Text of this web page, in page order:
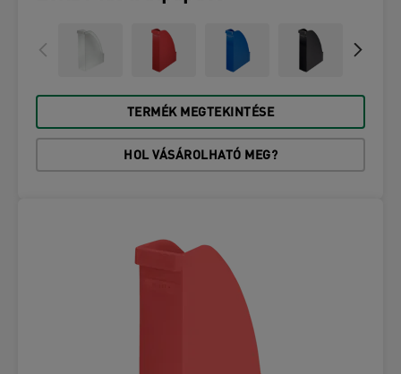
TERMÉK MEGTEKINTÉSE
HOL VÁSÁROLHATÓ MEG?